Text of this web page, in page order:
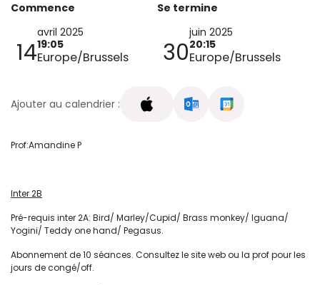
Commence
14
avril 2025
19:05
Europe/Brussels
Se termine
30
juin 2025
20:15
Europe/Brussels
Ajouter au calendrier :
Prof:Amandine P
Inter 2B
Pré-requis inter 2A: Bird/ Marley/Cupid/ Brass monkey/ Iguana/
Yogini/ Teddy one hand/ Pegasus.
Abonnement de 10 séances. Consultez le site web ou la prof pour les
jours de congé/off.